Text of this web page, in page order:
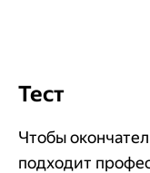
Тест
Чтобы
подходит